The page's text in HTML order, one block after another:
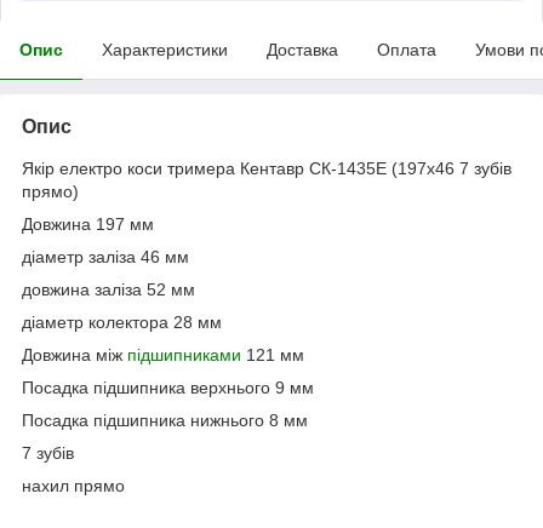
Опис Характеристики Доставка Оплата Умови
Опис
Якір електро коси тримера Кентавр СК-1435Е (197х46 7 зубів
прямо)
Довжина 197 мм
діаметр заліза 46 мм
довжина заліза 52 мм
діаметр колектора 28 мм
Довжина між підшипниками 121 мм
Посадка підшипника верхнього 9 мм
Посадка підшипника нижнього 8 мм
7 зубів
нахил прямо